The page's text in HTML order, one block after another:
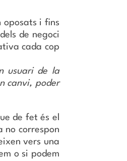
oposats i fins
de negoci
cada cop
usuari de la
canvi, poder
de fet és el
no correspon
vers una
o si podem